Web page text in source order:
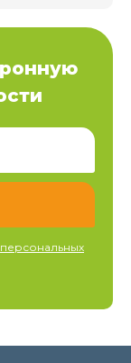
персональных